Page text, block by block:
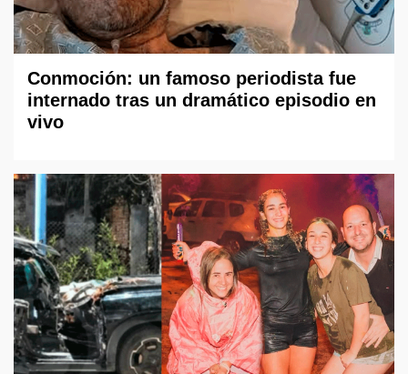
Conmoción: un famoso periodista fue
internado tras un dramático episodio en
vivo